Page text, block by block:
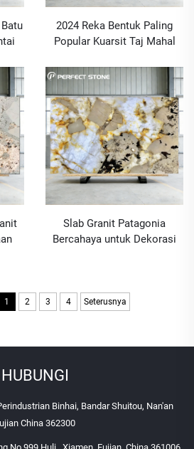
2024 Reka Bentuk Paling
Popular Kuarsit Taj Mahal
Australia dan Pembelian
Slab Granit Patagonia
Bercahaya untuk Dekorasi
1 2 3 4 Seterusnya
HUBUNGI
Binhai, Bandar Shuitou, Nan'an
China 362300